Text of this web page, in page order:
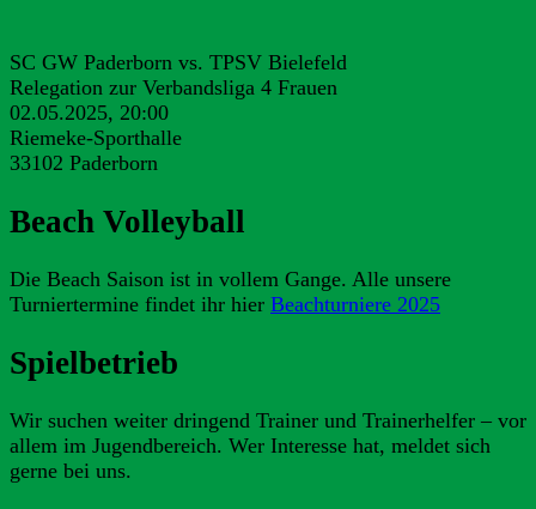
SC GW Paderborn vs. TPSV Bielefeld
Relegation zur Verbandsliga 4 Frauen
02.05.2025, 20:00
Riemeke-Sporthalle
33102 Paderborn
Beach Volleyball
Die Beach Saison ist in vollem Gange. Alle unsere
Turniertermine findet ihr hier Beachturniere 2025
Spielbetrieb
Wir suchen weiter dringend Trainer und Trainerhelfer – vor
allem im Jugendbereich. Wer Interesse hat, meldet sich
gerne bei uns.